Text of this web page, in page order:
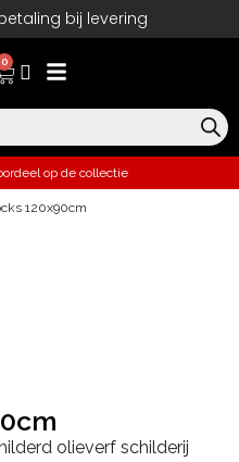
bij levering
0
op de collectie
120x90cm
olieverf schilderij